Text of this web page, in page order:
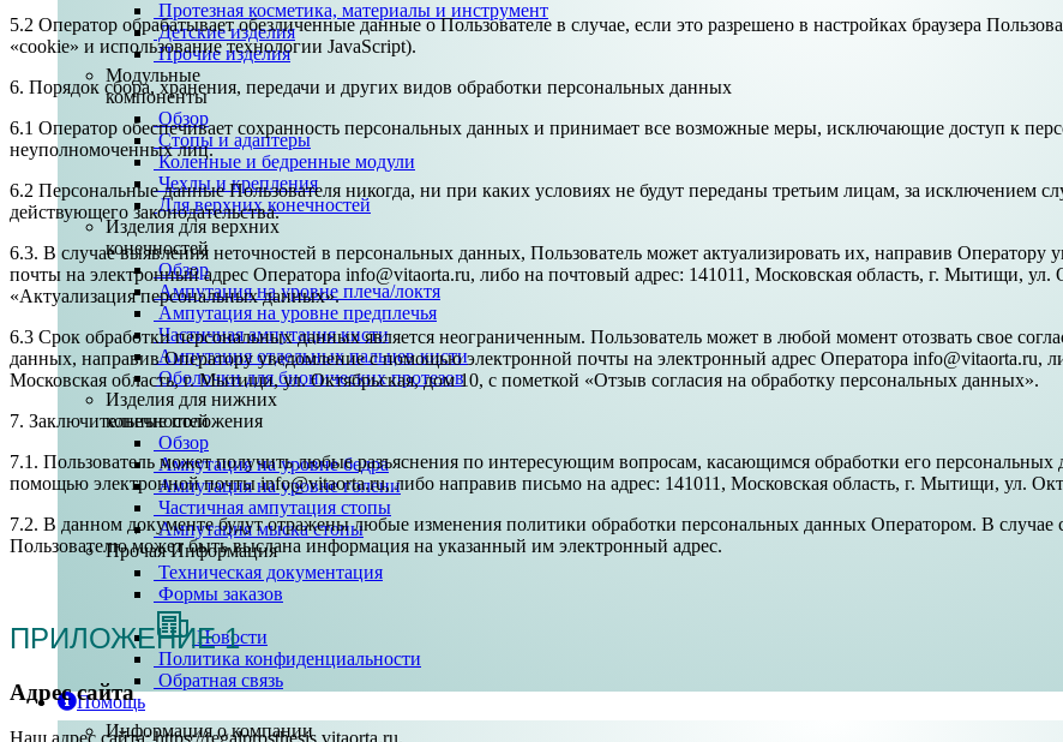
Протезная косметика, материалы и инструмент
Детские изделия
Прочие изделия
Модульные
компоненты
Обзор
Стопы и адаптеры
Коленные и бедренные модули
Чехлы и крепления
Для верхних конечностей
Изделия для верхних
конечностей
Обзор
Ампутация на уровне плеча/локтя
Ампутация на уровне предплечья
Частичная ампутация кисти
Ампутация отдельных пальцев кисти
Оболочки для бионических протезов
Изделия для нижних
конечностей
Обзор
Ампутация на уровне бедра
Ампутация на уровне голени
Частичная ампутация стопы
Ампутация мыска стопы
Прочая Информация
Техническая документация
Формы заказов
Новости
Политика конфиденциальности
Обратная связь
Помощь
Информация о компании
5.2 Оператор обрабатывает обезличенные данные о Пользователе в случае, если это разрешено в настройках браузера
«cookie» и использование технологии JavaScript).
6. Порядок сбора, хранения, передачи и других видов обработки персональных данных
6.1 Оператор обеспечивает сохранность персональных данных и принимает все возможные меры, исключающие доступ к
неуполномоченных лиц.
6.2 Персональные данные Пользователя никогда, ни при каких условиях не будут переданы третьим лицам, за исключением
действующего законодательства.
6.3. В случае выявления неточностей в персональных данных, Пользователь может актуализировать их, направив
почты на электронный адрес Оператора info@vitaorta.ru, либо на почтовый адрес: 141011, Московская область, г. Мытищи, ул.
«Актуализация персональных данных».
6.3 Срок обработки персональных данных является неограниченным. Пользователь может в любой момент отозвать свое
данных, направив Оператору уведомление с помощью электронной почты на электронный адрес Оператора info@vitaorta.ru,
Московская область, г. Мытищи, ул. Октябрьская, дом 10, с пометкой «Отзыв согласия на обработку персональных данных».
7. Заключительные положения
7.1. Пользователь может получить любые разъяснения по интересующим вопросам, касающимся обработки его
помощью электронной почты info@vitaorta.ru, либо направив письмо на адрес: 141011, Московская область, г. Мытищи, ул.
7.2. В данном документе будут отражены любые изменения политики обработки персональных данных Оператором. В случае
Пользователю может быть выслана информация на указанный им электронный адрес.
ПРИЛОЖЕНИЕ 1
Адрес сайта